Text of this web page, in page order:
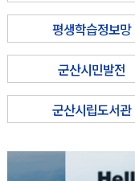
평생학습정보망
군산시민발전
군산시립도서관